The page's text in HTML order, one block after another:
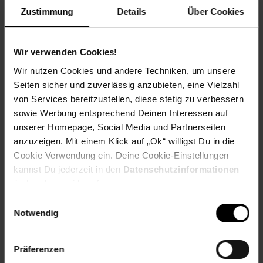
Zustimmung Details Über Cookies
Wir verwenden Cookies!
Wir nutzen Cookies und andere Techniken, um unsere
Seiten sicher und zuverlässig anzubieten, eine Vielzahl
von Services bereitzustellen, diese stetig zu verbessern
sowie Werbung entsprechend Deinen Interessen auf
unserer Homepage, Social Media und Partnerseiten
anzuzeigen. Mit einem Klick auf „Ok“ willigst Du in die
Cookie Verwendung ein. Deine Cookie-Einstellungen
kannst Du jederzeit in den Datenschutzinformationen
ändern bzw. widerrufen.
Notwendig
Präferenzen
productSafetyEmail: Germany@hti-line.de
Material: Textil
Set-Größe (Teile): 1-teilig
Besonderheiten: Liegesofa Gästebett Modern
Länge (cm): 102 cm
Breite (cm): 193 cm
Gestell aus: Metall
Gewicht: 50 kg
Höhe (cm): 86 cm
Material Bezugsstoff: 100% Polyester
Stilrichtung: Modern
Zielgruppe: Erwachsene
EAN: 4251312902414